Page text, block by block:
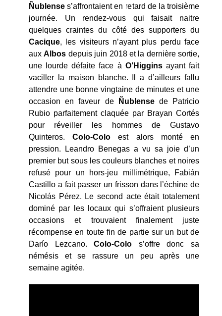
Ñublense s’affrontaient en retard de la troisième
journée. Un rendez-vous qui faisait naitre
quelques craintes du côté des supporters du
Cacique, les visiteurs n’ayant plus perdu face
auxAlbos depuis juin 2018 et la dernière sortie,
une lourde défaite face à O’Higginsayant fait
vaciller la maison blanche. Il a d’ailleurs fallu
attendre une bonne vingtaine de minutes et une
occasion en faveur de
Ñublensede Patricio
Rubio parfaitement claquée par Brayan Cortés
pour réveiller les hommes de Gustavo
Quinteros.Colo-Coloest alors monté en
pression. Leandro Benegas a vu sa joie d’un
premier but sous les couleurs blanches et noires
refusé pour un hors-jeu millimétrique, Fabián
Castillo a fait passer un frisson dans l’échine de
Nicolás Pérez. Le second acte était totalement
dominé par les locaux qui s’offraient plusieurs
occasions et trouvaient finalement juste
récompense en toute fin de partie sur un but de
Darío Lezcano.Colo-Colo s’offre donc sa
némésis et se rassure un peu après une
semaine agitée.